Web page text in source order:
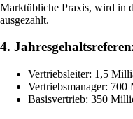
Marktübliche Praxis, wird in
ausgezahlt.
4.
Vertriebsleiter: 1,5
Vertriebsmanager:
Basisvertrieb: 350